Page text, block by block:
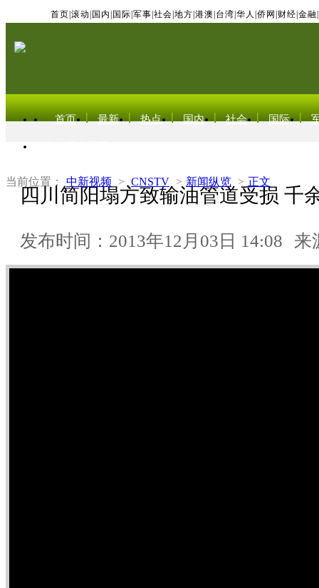
首页 滚动 国内 国际 军事 社会 地方 港澳 台湾 华人 侨网 财经 金融
首页 最新 热点 国内 社会 国际
当前位置： 中新视频 > CNSTV > 新闻纵览 > 正文
四川简阳塌方致输油管道受损 千
发布时间：2013年12月03日 14:08 来